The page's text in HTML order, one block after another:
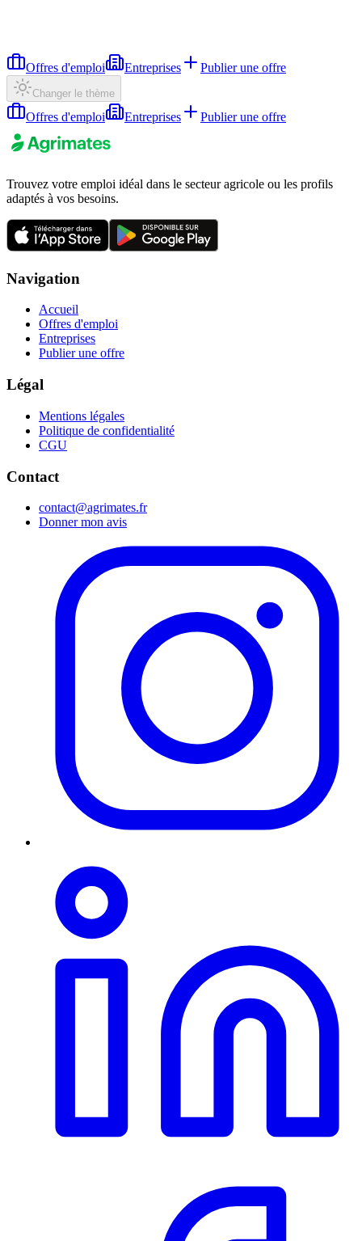
Offres d'emploi Entreprises Publier une offre
Changer le thème
Offres d'emploi Entreprises Publier une offre
Trouvez votre emploi idéal dans le secteur agricole ou les profils
adaptés à vos besoins.
Navigation
Accueil
Offres d'emploi
Entreprises
Publier une offre
Légal
Mentions légales
Politique de confidentialité
CGU
Contact
contact@agrimates.fr
Donner mon avis